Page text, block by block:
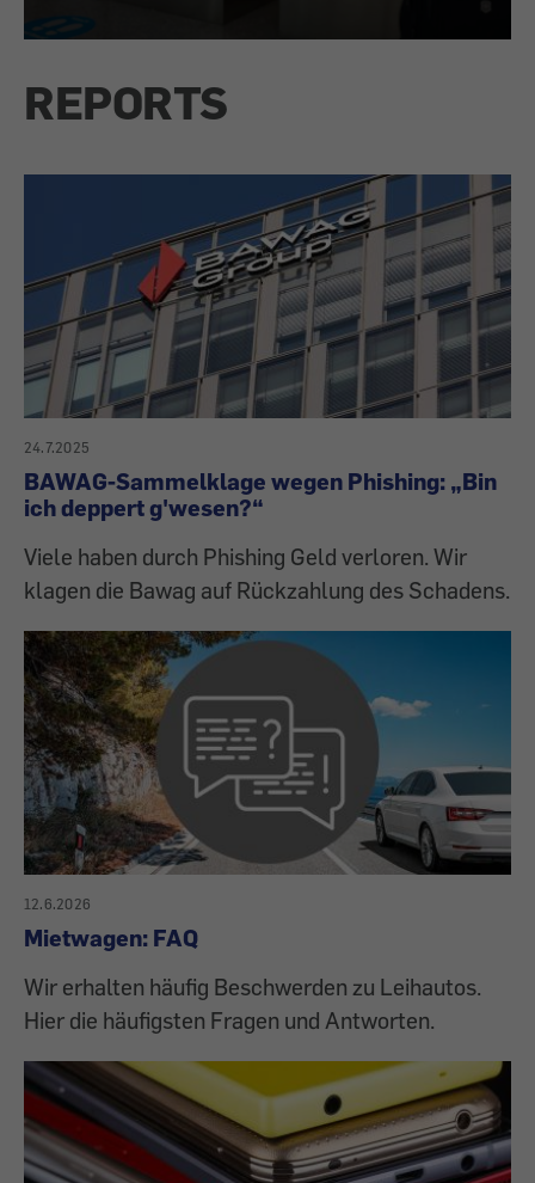
REPORTS
24.7.2025
BAWAG-Sammelklage wegen Phishing: „Bin
ich deppert g'wesen?“
Viele haben durch Phishing Geld verloren. Wir
klagen die Bawag auf Rückzahlung des Schadens.
12.6.2026
Mietwagen: FAQ
Wir erhalten häufig Beschwerden zu Leihautos.
Hier die häufigsten Fragen und Antworten.